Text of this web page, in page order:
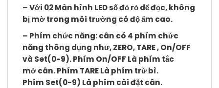
– Với 02 Màn hình LED số đỏ rỏ dể đọc, không
bị mờ trong môi trường có độ ẩm cao.
– Phím chức năng: cân có 4 phím chức
năng thông dụng như,ZERO, TARE , On/OFF
và Set(0-9). Phím On/OFF Là phím tắc
mở cân. Phím TARELà phím trừ bì.
Phím Set(0-9) Là phím cài đặt cân.